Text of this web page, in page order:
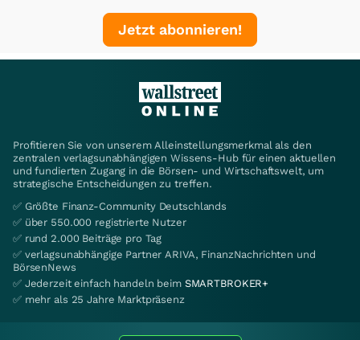
Jetzt abonnieren!
Profitieren Sie von unserem Alleinstellungsmerkmal als den
zentralen verlagsunabhängigen Wissens-Hub für einen aktuellen
und fundierten Zugang in die Börsen- und Wirtschaftswelt, um
strategische Entscheidungen zu treffen.
✅ Größte Finanz-Community Deutschlands
✅ über 550.000 registrierte Nutzer
✅ rund 2.000 Beiträge pro Tag
✅ verlagsunabhängige Partner ARIVA, FinanzNachrichten und
BörsenNews
✅ Jederzeit einfach handeln beim SMARTBROKER+
✅ mehr als 25 Jahre Marktpräsenz